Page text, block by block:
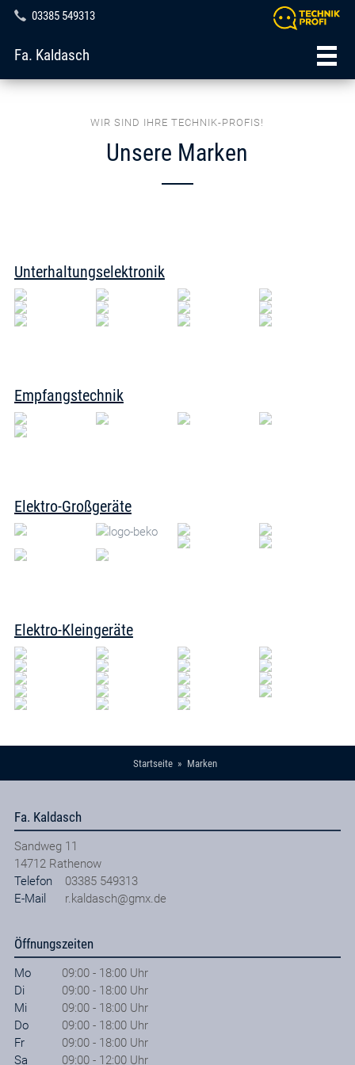
03385 549313
Fa. Kaldasch
WIR SIND IHRE TECHNIK-PROFIS!
Unsere Marken
Unterhaltungselektronik
Empfangstechnik
Elektro-Großgeräte
Elektro-Kleingeräte
Startseite Marken
Fa. Kaldasch
Sandweg 11
14712 Rathenow
Telefon
03385 549313
E-Mail
r.kaldasch@gmx.de
Öffnungszeiten
Mo
09:00 - 18:00 Uhr
Di
09:00 - 18:00 Uhr
Mi
09:00 - 18:00 Uhr
Do
09:00 - 18:00 Uhr
Fr
09:00 - 18:00 Uhr
Sa
09:00 - 12:00 Uhr